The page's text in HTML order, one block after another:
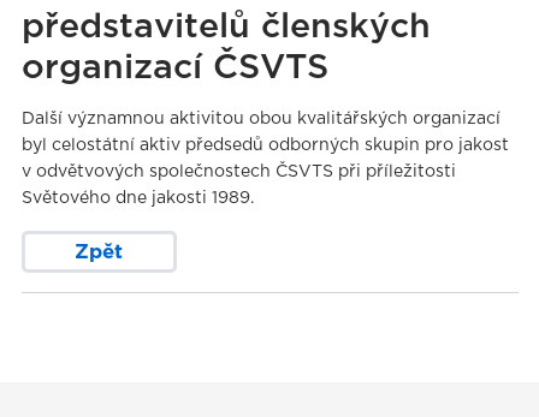
představitelů členských
organizací ČSVTS
Další významnou aktivitou obou kvalitářských organizací
byl celostátní aktiv předsedů odborných skupin pro jakost
v odvětvových společnostech ČSVTS při příležitosti
Světového dne jakosti 1989.
Zpět